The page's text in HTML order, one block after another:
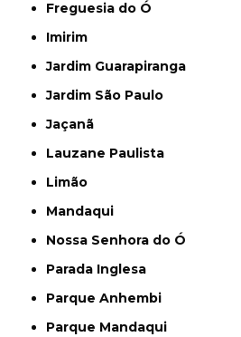
Freguesia do Ó
Imirim
Jardim Guarapiranga
Jardim São Paulo
Jaçanã
Lauzane Paulista
Limão
Mandaqui
Nossa Senhora do Ó
Parada Inglesa
Parque Anhembi
Parque Mandaqui